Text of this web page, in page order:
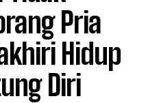
Pria
Hidup
Diri